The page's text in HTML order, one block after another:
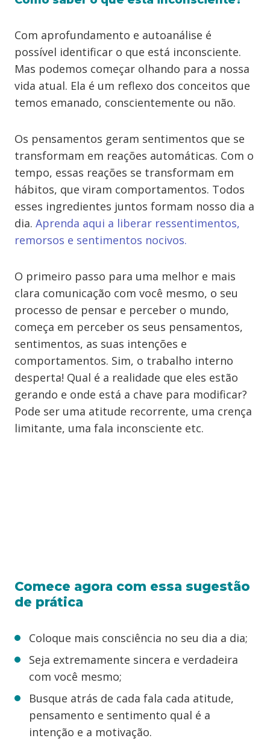
Com aprofundamento e autoanálise é
possível identificar o que está inconsciente.
Mas podemos começar olhando para a nossa
vida atual. Ela é um reflexo dos conceitos que
temos emanado, conscientemente ou não.
Os pensamentos geram sentimentos que se
transformam em reações automáticas. Com o
tempo, essas reações se transformam em
hábitos, que viram comportamentos. Todos
esses ingredientes juntos formam nosso dia a
dia. Aprenda aqui a liberar ressentimentos,
remorsos e sentimentos nocivos.
O primeiro passo para uma melhor e mais
clara comunicação com você mesmo, o seu
processo de pensar e perceber o mundo,
começa em perceber os seus pensamentos,
sentimentos, as suas intenções e
comportamentos. Sim, o trabalho interno
desperta! Qual é a realidade que eles estão
gerando e onde está a chave para modificar?
Pode ser uma atitude recorrente, uma crença
limitante, uma fala inconsciente etc.
Comece agora com essa sugestão
de prática
Coloque mais consciência no seu dia a dia;
Seja extremamente sincera e verdadeira
com você mesmo;
Busque atrás de cada fala cada atitude,
pensamento e sentimento qual é a
intenção e a motivação.